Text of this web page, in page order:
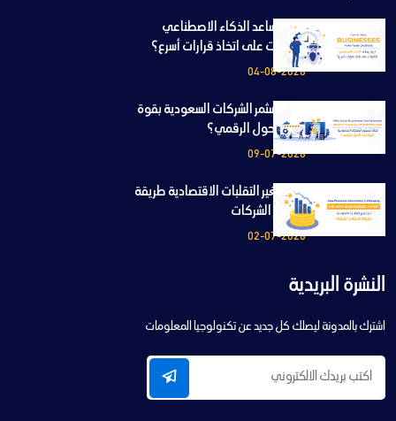
كيف يساعد الذكاء الاصطناعي
الشركات على اتخاذ قرارات أسرع؟
04-08-2026
لماذا تسثمر الشركات السعودية بقوة
في التحول الرقمي؟
09-07-2026
كيف تغير التقلبات الاقتصادية طريقة
استثمار الشركات
02-07-2026
النشرة البريدية
اشترك بالمدونة ليصلك كل جديد عن تكنولوجيا المعلومات